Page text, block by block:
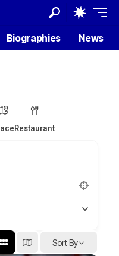
Biographies News
Restaurant
Sort By